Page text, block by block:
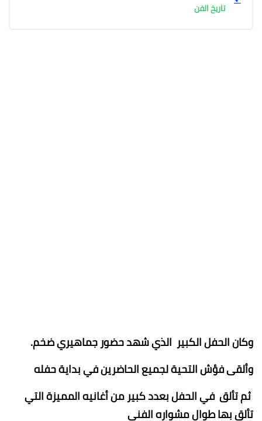
تاريخ الفن
وكان الحفل الكبير الذي شهد حضور جماهيري ضخم.
وألقى فؤش التحية لجميع الحاضرين في بداية حفله
ثم تألق في الحفل بعدد كبير من أغانيه المميزة التي
تألق بها طوال مشواره الفني